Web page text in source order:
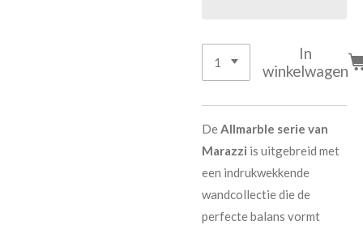
In
winkelwagen
DeAllmarble serie van
Marazzi is uitgebreid met
een indrukwekkende
wandcollectie die de
perfecte balans vormt